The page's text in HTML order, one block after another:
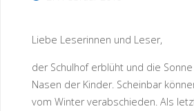
Liebe Leserinnen und Leser,
der Schulhof erblüht und die
Nasen der Kinder. Scheinbar
vom Winter verabschieden. Als